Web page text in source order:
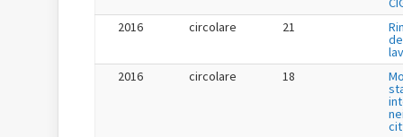
2016
circolare 21
2016
circolare 18